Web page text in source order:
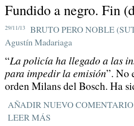
Fundido a negro. Fin
29/11/13
BRUTO PERO NOBLE
Agustín Madariaga
“La policía ha llegado a las
para impedir la emisión”. No
orden Milans del Bosch. Ha
AÑADIR NUEVO COMENTARIO
LEER MÁS